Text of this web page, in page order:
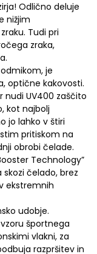
Odlično deluje
nižjim
Tudi pri
zraka,
je
optične kakovosti.
nudi UV400 zaščito
kot najbolj
jo lahko v štiri
pritiskom na
obrobi čelade.
Technology”
čelado, brez
ekstremnih
udobje.
športnega
vlakni, za
razpršitev in